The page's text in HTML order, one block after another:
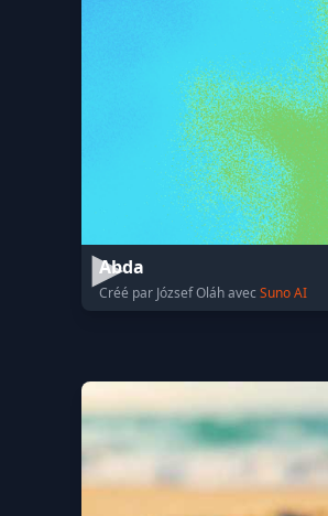
Abda
Créé par József Oláh avec Suno AI